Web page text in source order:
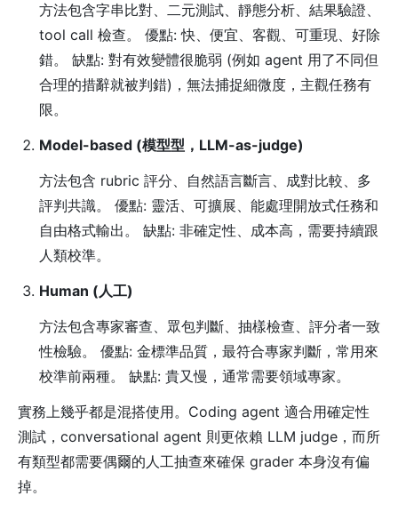
方法包含字串比對、二元測試、靜態分析、結果驗證、
tool call 檢查。 優點: 快、便宜、客觀、可重現、好除
錯。 缺點: 對有效變體很脆弱 (例如 agent 用了不同但
合理的措辭就被判錯)，無法捕捉細微度，主觀任務有
限。
Model-based (模型型，LLM-as-judge)
方法包含 rubric 評分、自然語言斷言、成對比較、多
評判共識。 優點: 靈活、可擴展、能處理開放式任務和
自由格式輸出。 缺點: 非確定性、成本高，需要持續跟
人類校準。
Human (人工)
方法包含專家審查、眾包判斷、抽樣檢查、評分者一致
性檢驗。 優點: 金標準品質，最符合專家判斷，常用來
校準前兩種。 缺點: 貴又慢，通常需要領域專家。
實務上幾乎都是混搭使用。Coding agent 適合用確定性
測試，conversational agent 則更依賴 LLM judge，而所
有類型都需要偶爾的人工抽查來確保 grader 本身沒有偏
掉。